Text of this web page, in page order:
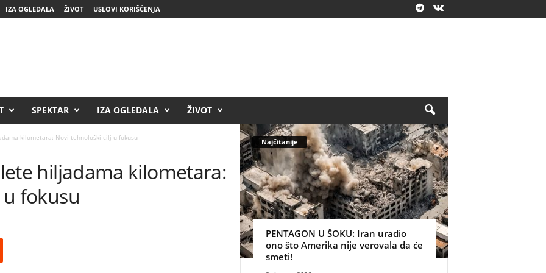
IZA OGLEDALA ŽIVOT USLOVI KORIŠĆENJA
SPEKTAR IZA OGLEDALA ŽIVOT
kilometara: Novi tehnološki cilj u fokusu
hiljadama kilometara:
fokusu
Najčitanije
PENTAGON U ŠOKU: Iran uradio
ono što Amerika nije verovala da će
smeti!